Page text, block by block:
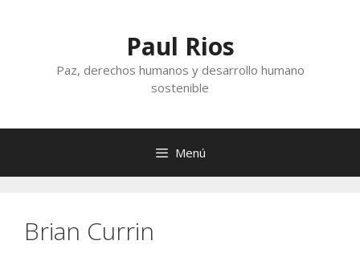
Paul Rios
Paz, derechos humanos y desarrollo humano
sostenible
Menú
Brian Currin